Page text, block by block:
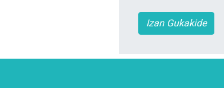
Izan Gukakide